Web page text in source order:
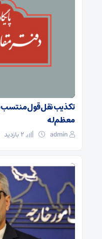
تکذیب نقل قول منتسب
معظم‌له
admin